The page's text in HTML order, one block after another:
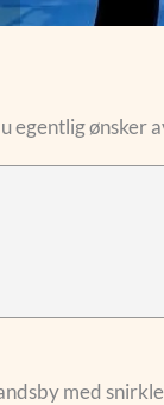
ønsker
med